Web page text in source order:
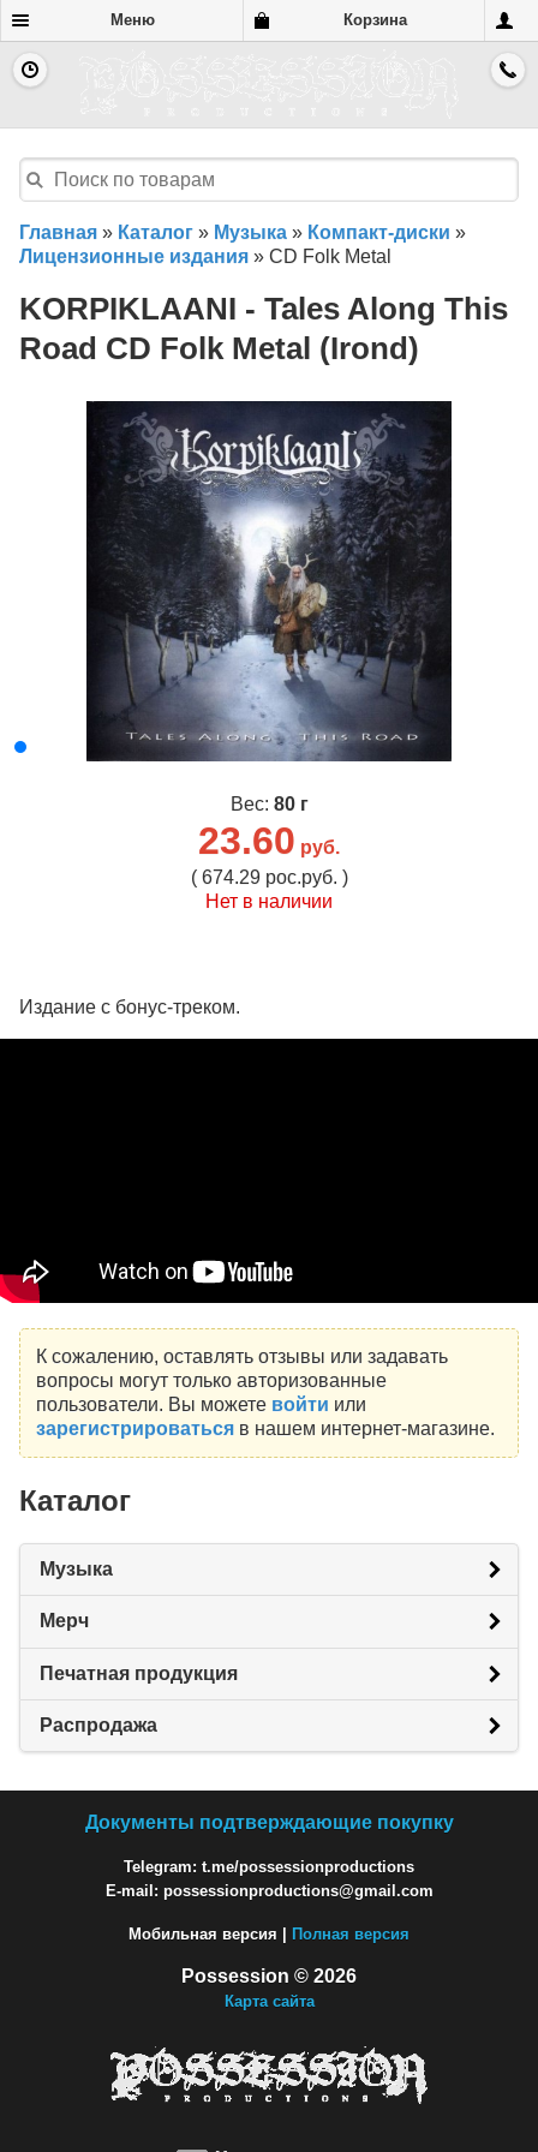
Меню Корзина
Главная » Каталог » Музыка » Компакт-диски »
Лицензионные издания » CD Folk Metal
KORPIKLAANI - Tales Along This
Road CD Folk Metal (Irond)
Вес: 80 г
23.60 руб.
( 674.29 рос.руб. )
Нет в наличии
Издание с бонус-треком.
К сожалению, оставлять отзывы или задавать
вопросы могут только авторизованные
пользователи. Вы можете войти или
зарегистрироватьсяв нашем интернет-магазине.
Каталог
Музыка
Мерч
Печатная продукция
Распродажа
Документы подтверждающие покупку
Telegram: t.me/possessionproductions
E-mail: possessionproductions@gmail.com
Мобильная версия | Полная версия
Possession © 2026
Карта сайта